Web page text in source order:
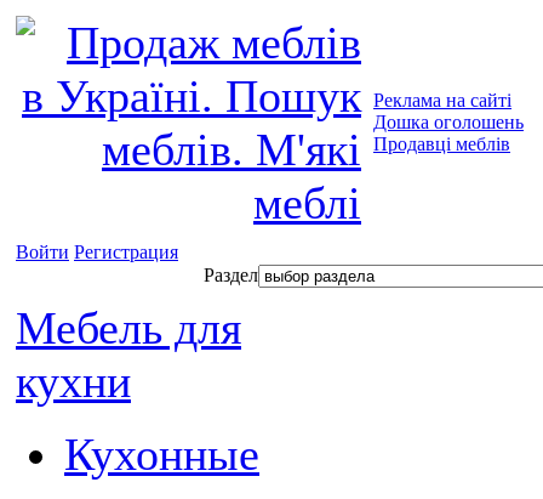
Реклама на сайті
Дошка оголошень
Продавці меблів
Войти Регистрация
Раздел
Мебель для
кухни
Кухонные